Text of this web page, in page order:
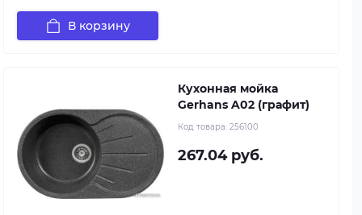
В корзину
Кухонная мойка
Gerhans A02 (графит)
Код товара: 256100
267.04 руб.